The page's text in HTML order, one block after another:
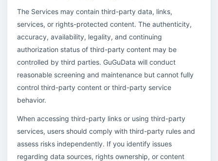
The Services may contain third-party data, links,
services, or rights-protected content. The authenticity,
accuracy, availability, legality, and continuing
authorization status of third-party content may be
controlled by third parties. GuGuData will conduct
reasonable screening and maintenance but cannot fully
control third-party content or third-party service
behavior.
When accessing third-party links or using third-party
services, users should comply with third-party rules and
assess risks independently. If you identify issues
regarding data sources, rights ownership, or content